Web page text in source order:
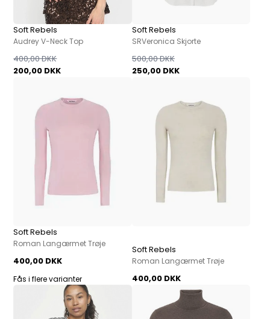
Soft Rebels
Audrey V-Neck Top
200,00 DKK
400,00 DKK
Soft Rebels
SRVeronica Skjorte
250,00 DKK
500,00 DKK
Soft Rebels
Roman Langærmet Trøje
400,00 DKK
Fås i flere varianter
Soft Rebels
Roman Langærmet Trøje
400,00 DKK